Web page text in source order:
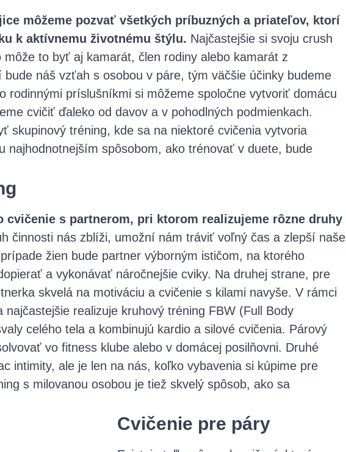
môžeme pozvať všetkých príbuzných a priateľov, ktorí
k aktívnemu životnému štýlu. Najčastejšie si svoju crush
môže to byť aj kamarát, člen rodiny alebo kamarát z
bude náš vzťah s osobou v páre, tým väčšie účinky budeme
rodinnými príslušníkmi si môžeme spoločne vytvoriť domácu
cvičiť ďaleko od davov a v pohodlných podmienkach.
skupinový tréning, kde sa na niektoré cvičenia vytvoria
najhodnotnejším spôsobom, ako trénovať v duete, bude
cvičenie s partnerom, pri ktorom realizujeme rôzne druhy
činnosti nás zblíži, umožní nám tráviť voľný čas a zlepší naše
žien bude partner výborným ističom, na ktorého
a vykonávať náročnejšie cviky. Na druhej strane, pre
skvelá na motiváciu a cvičenie s kilami navyše. V rámci
najčastejšie realizuje kruhový tréning FBW (Full Body
celého tela a kombinujú kardio a silové cvičenia. Párový
vo fitness klube alebo v domácej posilňovni. Druhé
intimity, ale je len na nás, koľko vybavenia si kúpime pre
s milovanou osobou je tiež skvelý spôsob, ako sa
Cvičenie pre páry